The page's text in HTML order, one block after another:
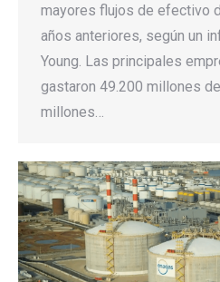
mayores flujos de efectivo
años anteriores, según un
Young. Las principales
gastaron 49.200 millones
millones…